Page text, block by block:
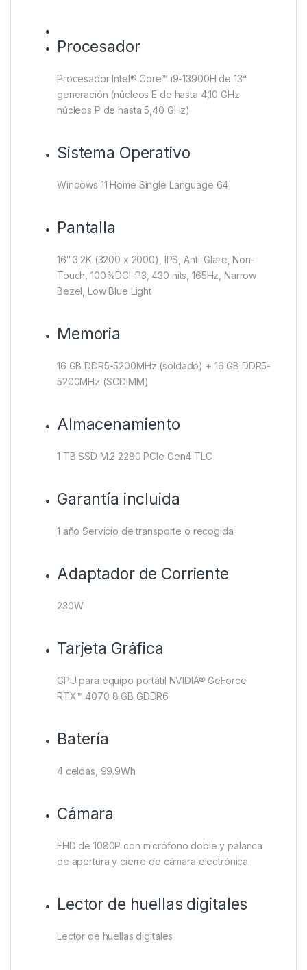
Procesador
Procesador Intel® Core™ i9-13900H de 13ᵃ
generación (núcleos E de hasta 4,10 GHz
núcleos P de hasta 5,40 GHz)
Sistema Operativo
Windows 11 Home Single Language 64
Pantalla
16″ 3.2K (3200 x 2000), IPS, Anti-Glare, Non-
Touch, 100%DCI-P3, 430 nits, 165Hz, Narrow
Bezel, Low Blue Light
Memoria
16 GB DDR5-5200MHz (soldado) + 16 GB DDR5-
5200MHz (SODIMM)
Almacenamiento
1 TB SSD M.2 2280 PCIe Gen4 TLC
Garantía incluida
1 año Servicio de transporte o recogida
Adaptador de Corriente
230W
Tarjeta Gráfica
GPU para equipo portátil NVIDIA® GeForce
RTX™ 4070 8 GB GDDR6
Batería
4 celdas, 99.9Wh
Cámara
FHD de 1080P con micrófono doble y palanca
de apertura y cierre de cámara electrónica
Lector de huellas digitales
Lector de huellas digitales